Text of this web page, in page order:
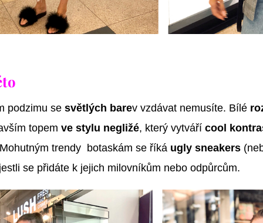
podzimu se světlých barev vzdávat nemusíte. Bílé
topem ve stylu negližé, který vytváří cool
trendy botaskám se říká ugly sneakers
se přidáte k jejich milovníkům nebo odpůrcům.